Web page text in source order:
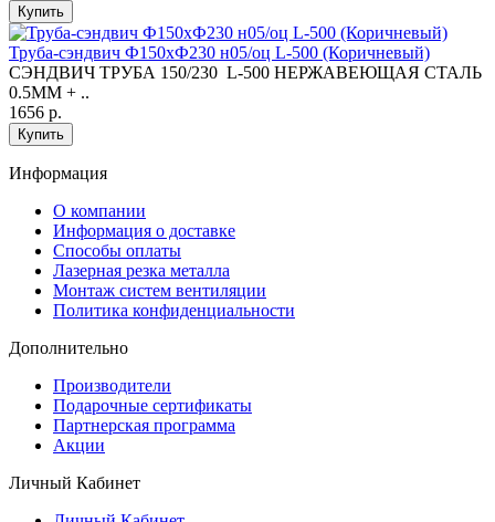
Купить
Труба-сэндвич Ф150хФ230 н05/оц L-500 (Коричневый)
СЭНДВИЧ ТРУБА 150/230 L-500 НЕРЖАВЕЮЩАЯ СТАЛЬ
0.5ММ + ..
1656 р.
Купить
Информация
O компании
Информация о доставке
Способы оплаты
Лазерная резка металла
Монтаж систем вентиляции
Политика конфиденциальности
Дополнительно
Производители
Подарочные сертификаты
Партнерская программа
Акции
Личный Кабинет